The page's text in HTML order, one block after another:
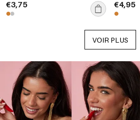
femmes
€3,75 €4,95
VOIR PLUS